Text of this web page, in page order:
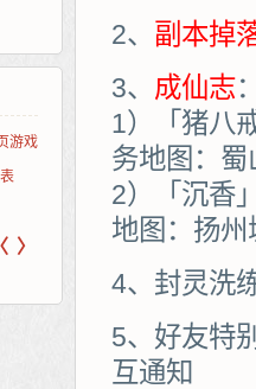
游戏 页游网
腾讯游戏 新浪
新浪页游 网易
多玩
pcgame 中华网
Cwan
游一游
游侠网页游戏 40407
5617网游网 一游网
开服网
斗蟹网页游戏 游戏
4q5q游戏
〈 〉
2、 副本掉
3、 成仙志
1）「猪八
务地图：蜀
2）「沉香
地图：扬州
4、封灵洗
5、好友特
互通知